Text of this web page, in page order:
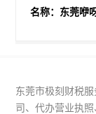
名称：东莞咿
东莞市极刻财税
司、代办营业执